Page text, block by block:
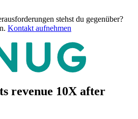
stehst du gegenüber?
Kontakt aufnehmen
revenue 10X after